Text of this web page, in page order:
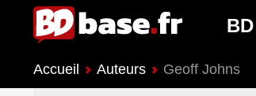
BD
Accueil Auteurs Geoff Johns